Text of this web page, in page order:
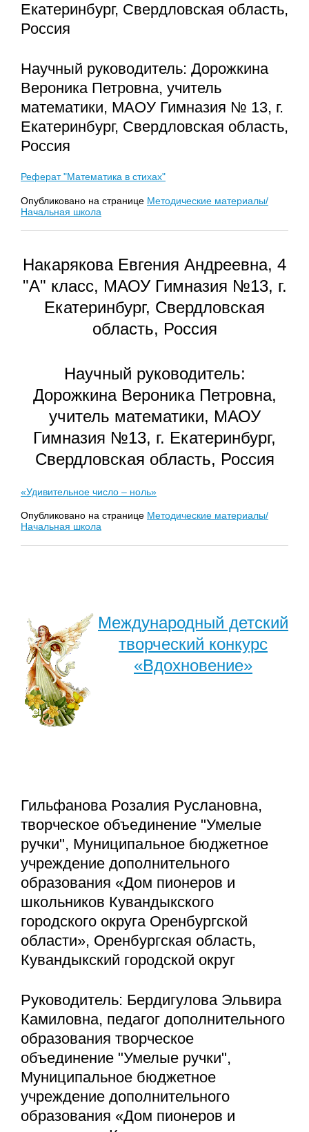
Екатеринбург, Свердловская область,
Россия
Научный руководитель: Дорожкина
Вероника Петровна, учитель
математики, МАОУ Гимназия № 13, г.
Екатеринбург, Свердловская область,
Россия
Реферат "Математика в стихах"
Опубликовано на странице Методические материалы/
Начальная школа
Накарякова Евгения Андреевна, 4
"А" класс, МАОУ Гимназия №13, г.
Екатеринбург, Свердловская
область, Россия
Научный руководитель:
Дорожкина Вероника Петровна,
учитель математики, МАОУ
Гимназия №13, г. Екатеринбург,
Свердловская область, Россия
«Удивительное число – ноль»
Опубликовано на странице Методические материалы/
Начальная школа
Международный детский
творческий конкурс
«Вдохновение»
Гильфанова Розалия Руслановна,
творческое объединение "Умелые
ручки", Муниципальное бюджетное
учреждение дополнительного
образования «Дом пионеров и
школьников Кувандыкского
городского округа Оренбургской
области», Оренбургская область,
Кувандыкский городской округ
Руководитель: Бердигулова Эльвира
Камиловна, педагог дополнительного
образования творческое
объединение "Умелые ручки",
Муниципальное бюджетное
учреждение дополнительного
образования «Дом пионеров и